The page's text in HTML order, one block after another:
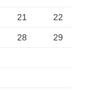
21 22
28 29